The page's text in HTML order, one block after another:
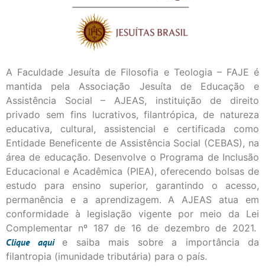
A Faculdade Jesuíta de Filosofia e Teologia – FAJE é
mantida pela Associação Jesuíta de Educação e
Assistência Social – AJEAS, instituição de direito
privado sem fins lucrativos, filantrópica, de natureza
educativa, cultural, assistencial e certificada como
Entidade Beneficente de Assistência Social (CEBAS), na
área de educação. Desenvolve o Programa de Inclusão
Educacional e Acadêmica (PIEA), oferecendo bolsas de
estudo para ensino superior, garantindo o acesso,
permanência e a aprendizagem. A AJEAS atua em
conformidade à legislação vigente por meio da Lei
Complementar nº 187 de 16 de dezembro de 2021.
Cliqueaqui
e saiba mais sobre a importância da
filantropia (imunidade tributária) para o país.